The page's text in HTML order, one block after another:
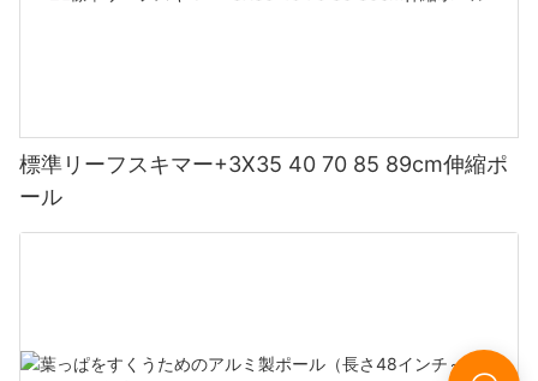
標準リーフスキマー+3X35 40 70 85 89cm伸縮ポ
ール